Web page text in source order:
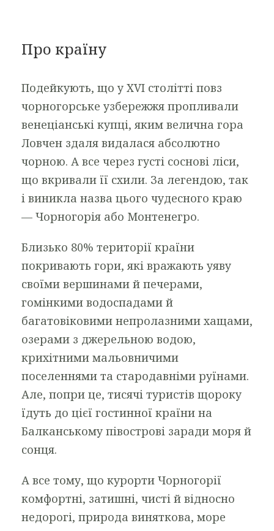
Про країну
Подейкують, що у XVI столітті повз
чорногорське узбережжя пропливали
венеціанські купці, яким велична гора
Ловчен здаля видалася абсолютно
чорною. А все через густі соснові ліси,
що вкривали її схили. За легендою, так
і виникла назва цього чудесного краю
— Чорногорія або Монтенегро.
Близько 80% території країни
покривають гори, які вражають уяву
своїми вершинами й печерами,
гомінкими водоспадами й
багатовіковими непролазними хащами,
озерами з джерельною водою,
крихітними мальовничими
поселеннями та стародавніми руїнами.
Але, попри це, тисячі туристів щороку
їдуть до цієї гостинної країни на
Балканському півострові заради моря й
сонця.
А все тому, що курорти Чорногорії
комфортні, затишні, чисті й відносно
недорогі, природа виняткова, море